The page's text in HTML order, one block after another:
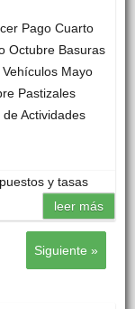
Pago Cuarto
Octubre Basuras
Mayo
Pastizales
Actividades
y tasas
leer más
Siguiente »